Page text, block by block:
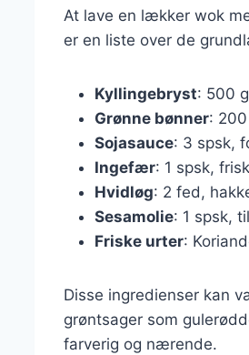
At lave en lækker wok
er en liste over de
Kyllingebryst: 500
Grønne bønner:
Sojasauce: 3 spsk,
Ingefær: 1 spsk,
Hvidløg: 2 fed,
Sesamolie: 1 spsk,
Friske urter:
Disse ingredienser kan
grøntsager som
farverig og nærende.